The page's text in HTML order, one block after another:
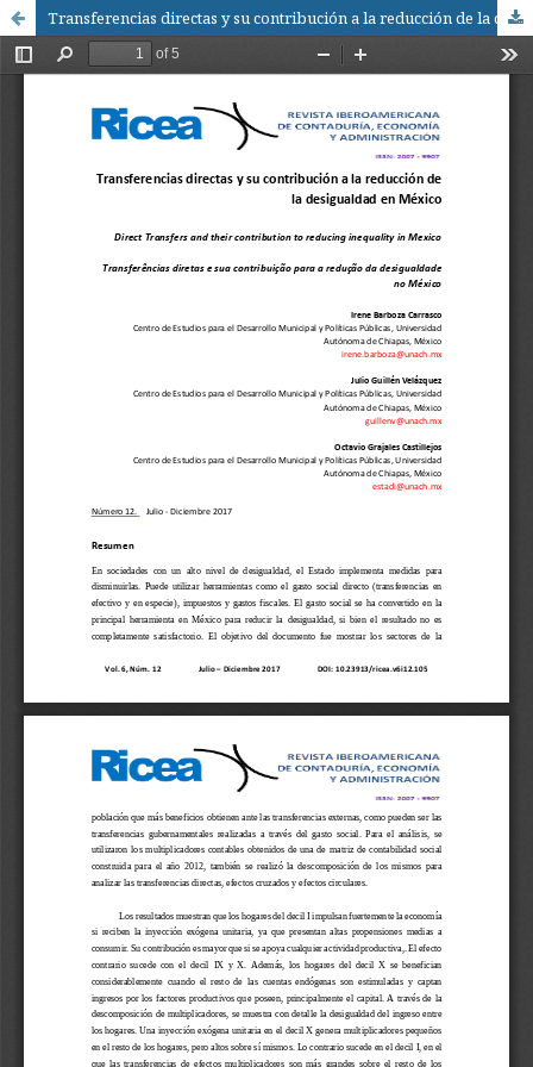
Transferencias directas y su contribución a la reducción de la desigualdad en México / Direct Transfers and their contribution to reducing inequality in Mexico